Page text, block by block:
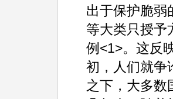
出于保护脆弱
等大类只授予
例<1>。这反
初，人们就争
之下，大多数